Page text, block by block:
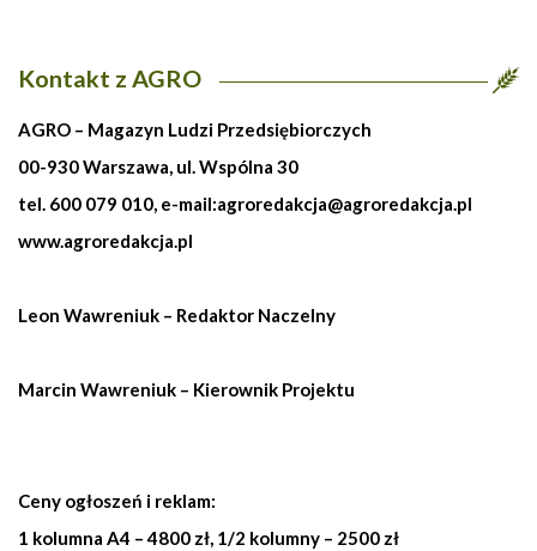
Kontakt z AGRO
AGRO – Magazyn Ludzi Przedsiębiorczych
00-930 Warszawa, ul. Wspólna 30
tel. 600 079 010, e-mail:agroredakcja@agroredakcja.pl
www.agroredakcja.pl
Leon Wawreniuk – Redaktor Naczelny
Marcin Wawreniuk – Kierownik Projektu
Ceny ogłoszeń i reklam:
1 kolumna A4 – 4800 zł, 1/2 kolumny – 2500 zł